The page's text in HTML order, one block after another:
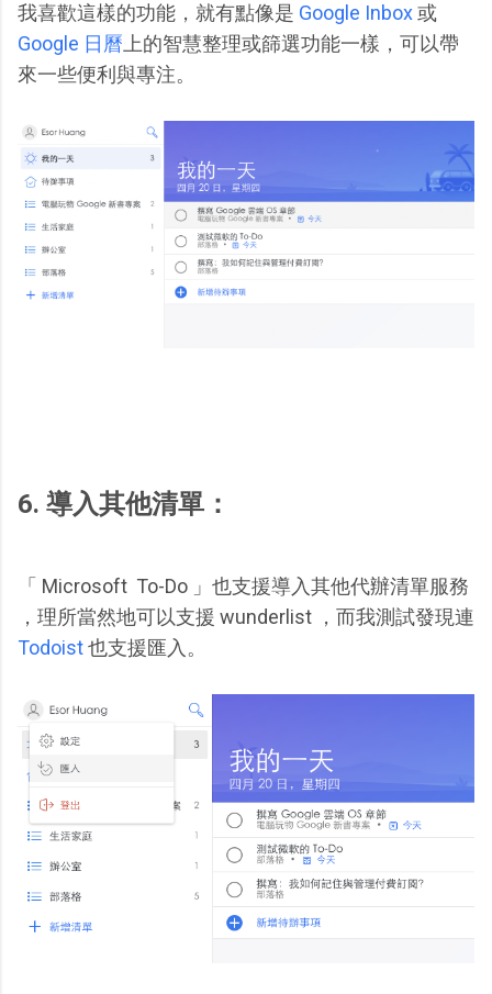
我喜歡這樣的功能，就有點像是 Google Inbox或
Google 日曆上的智慧整理或篩選功能一樣，可以帶
來一些便利與專注。
6. 導入其他清單：
「 Microsoft To-Do 」也支援導入其他代辦清單服務
，理所當然地可以支援 wunderlist ，而我測試發現連
Todoist也支援匯入。